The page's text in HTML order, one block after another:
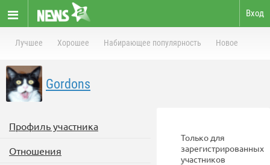
Вход
Лучшее Хорошее Набирающее популярность Новое
Gordons
Профиль участника
Отношения
Только для
зарегистрированных
участников